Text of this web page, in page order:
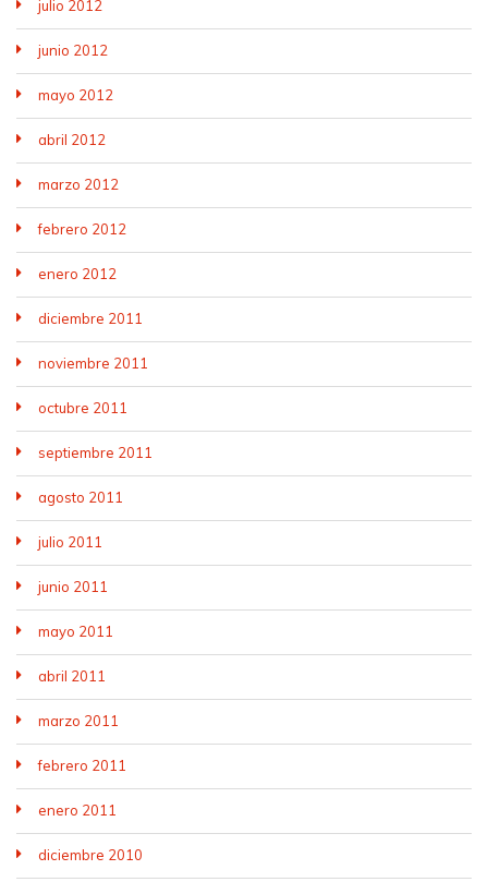
julio 2012
junio 2012
mayo 2012
abril 2012
marzo 2012
febrero 2012
enero 2012
diciembre 2011
noviembre 2011
octubre 2011
septiembre 2011
agosto 2011
julio 2011
junio 2011
mayo 2011
abril 2011
marzo 2011
febrero 2011
enero 2011
diciembre 2010